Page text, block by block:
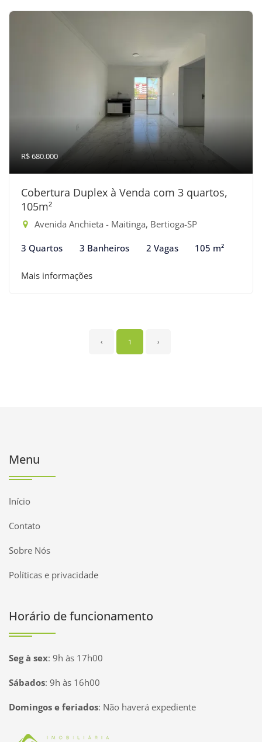
R$ 680.000
Cobertura Duplex à Venda com 3 quartos,
105m²
Avenida Anchieta - Maitinga, Bertioga-SP
3 Quartos 3 Banheiros 2 Vagas 105 m²
Mais informações
‹ 1 ›
Menu
Início
Contato
Sobre Nós
Políticas e privacidade
Horário de funcionamento
Seg à sex: 9h às 17h00
Sábados: 9h às 16h00
Domingos e feriados: Não haverá expediente